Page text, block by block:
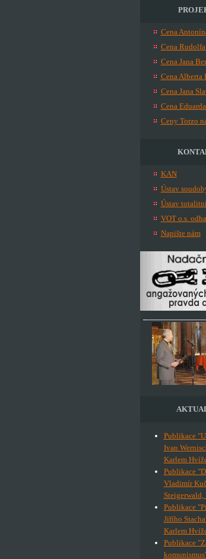
Cena
Cena
Cena Jana
Cena Alberta
Cena Jana
Cena
Ceny Torzo
KAN
Ústav
Ústav
VOT o.s.
Napište nám
Publikace
Ivan
Karlem
Publikace
Vladimír
Steigerwald,
Publikace
Jiřího
Karlem
Publikace